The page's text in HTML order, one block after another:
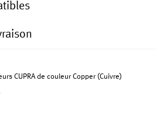
CUPRA de couleur Copper (Cuivre)